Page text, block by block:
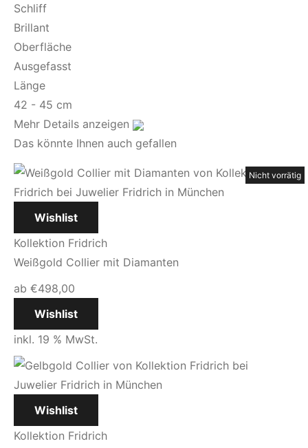
Schliff
Brillant
Oberfläche
Ausgefasst
Länge
42 - 45 cm
Mehr Details anzeigen
Das könnte Ihnen auch gefallen
Nicht vorrätig
Wishlist
Kollektion Fridrich
Weißgold Collier mit Diamanten
ab €498,00
Wishlist
inkl. 19 % MwSt.
Nicht vorrätig
Wishlist
Kollektion Fridrich
Nicht vorrätig
Nicht vorrätig